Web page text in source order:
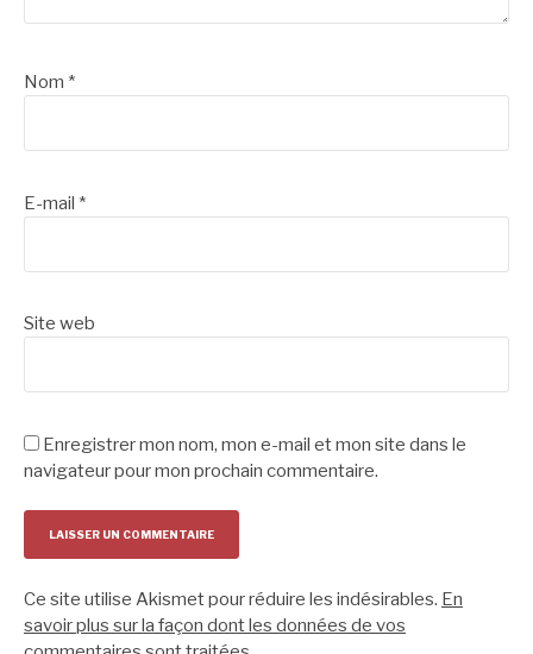
Nom *
E-mail *
Site web
Enregistrer mon nom, mon e-mail et mon site dans le
navigateur pour mon prochain commentaire.
Ce site utilise Akismet pour réduire les indésirables. En
savoir plus sur la façon dont les données de vos